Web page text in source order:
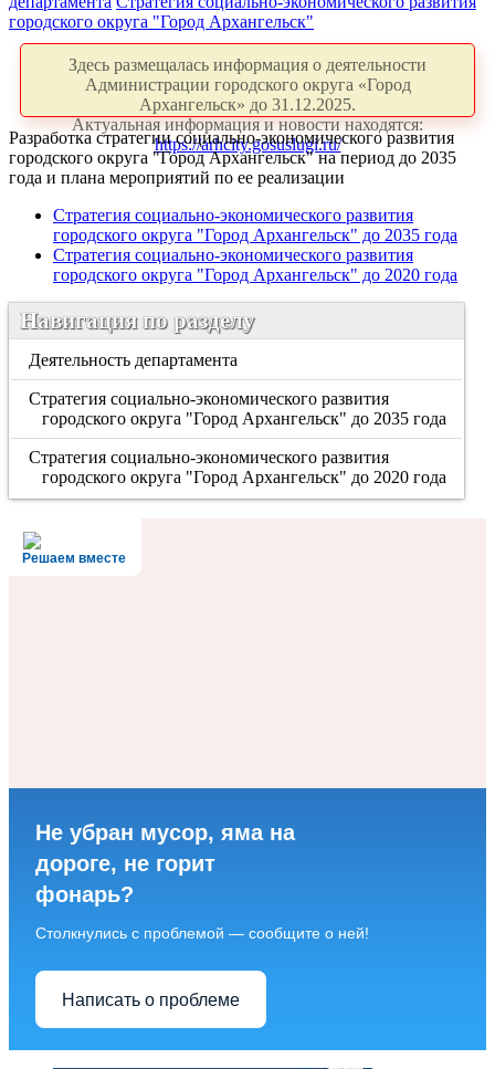
городского округа "Город Архангельск"
Здесь размещалась информация о деятельности
Администрации городского округа «Город
Архангельск» до 31.12.2025.
Актуальная информация и новости находятся:
https://arhcity.gosuslugi.ru/
Разработка стратегии социально-экономического развития
городского округа "Город Архангельск" на период до 2035
года и плана мероприятий по ее реализации
Стратегия социально-экономического развития
городского округа "Город Архангельск" до 2035 года
Стратегия социально-экономического развития
городского округа "Город Архангельск" до 2020 года
Навигация по разделу
Деятельность департамента
Стратегия социально-экономического развития
городского округа "Город Архангельск" до 2035 года
Стратегия социально-экономического развития
городского округа "Город Архангельск" до 2020 года
Решаем вместе
Не убран мусор, яма на
дороге, не горит
фонарь?
Столкнулись с проблемой — сообщите о ней!
Написать о проблеме